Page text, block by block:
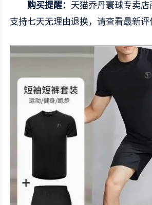
购买提醒： 天猫乔丹寰球专卖店
支持七天无理由退换，请查看最新评